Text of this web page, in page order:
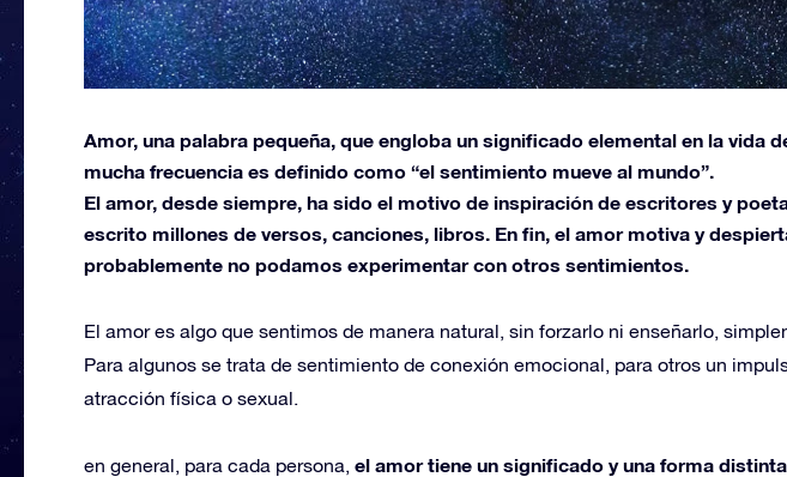
Amor, una palabra pequeña, que engloba un significado elemental en la vida
mucha frecuencia es definido como “el sentimiento mueve al mundo”.
El amor, desde siempre, ha sido el motivo de inspiración de escritores y
escrito millones de versos, canciones, libros. En fin, el amor motiva y
probablemente no podamos experimentar con otros sentimientos.
El amor es algo que sentimos de manera natural, sin forzarlo ni enseñarlo,
Para algunos se trata de sentimiento de conexión emocional, para otros un
atracción física o sexual.
en general, para cada persona, el amor tiene un significado y una forma